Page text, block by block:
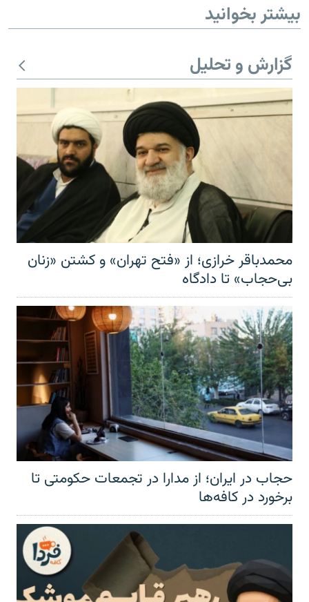
بیشتر بخوانید
گزارش و تحلیل
محمدباقر خرازی؛ از «فتح تهران» و کشتن «زنان
بی‌حجاب» تا دادگاه
حجاب در ایران؛ از مدارا در تجمعات حکومتی تا
برخورد در کافه‌ها